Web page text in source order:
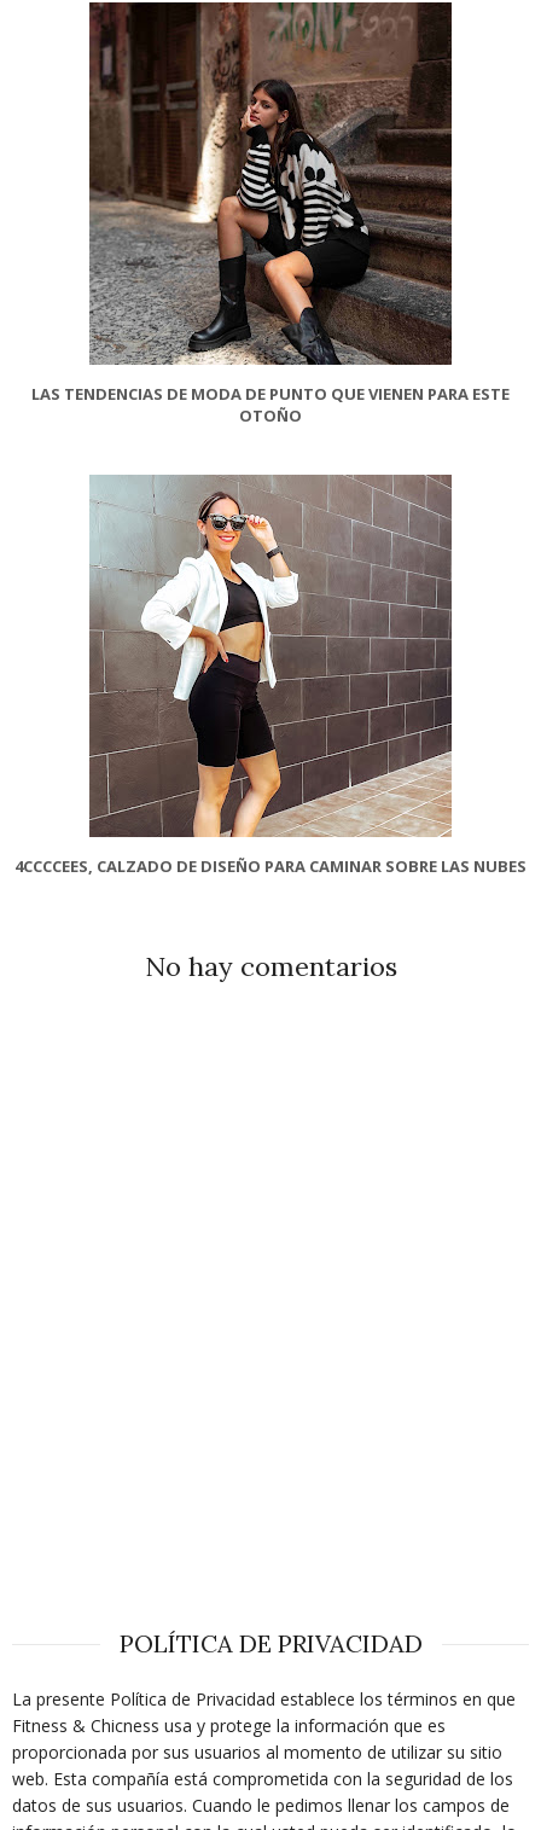
LAS TENDENCIAS DE MODA DE PUNTO QUE VIENEN PARA ESTE
OTOÑO
4CCCCEES, CALZADO DE DISEÑO PARA CAMINAR SOBRE LAS NUBES
No hay comentarios
POLÍTICA DE PRIVACIDAD
La presente Política de Privacidad establece los términos en que
Fitness & Chicness usa y protege la información que es
proporcionada por sus usuarios al momento de utilizar su sitio
web. Esta compañía está comprometida con la seguridad de los
datos de sus usuarios. Cuando le pedimos llenar los campos de